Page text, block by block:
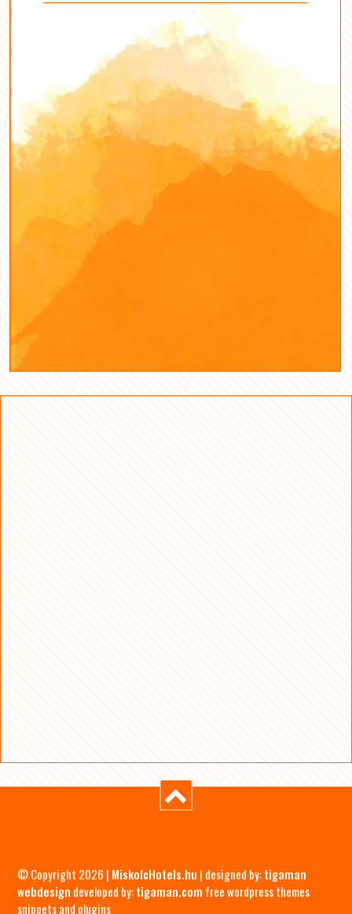
© Copyright 2026 | MiskolcHotels.hu | designed by:tigaman
webdesign developed by:tigaman.com free wordpress themes
snippets and plugins